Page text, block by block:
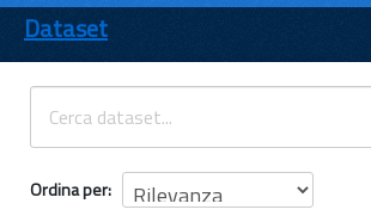
ENTI
TEMI
INFORMAZIONI
Dataset
Ordina per